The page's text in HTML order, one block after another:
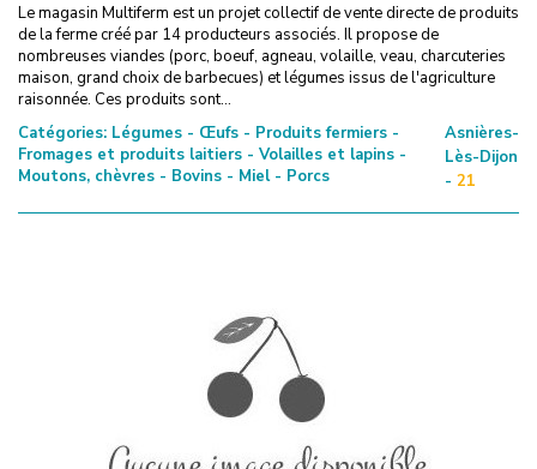
Le magasin Multiferm est un projet collectif de vente directe de produits
de la ferme créé par 14 producteurs associés. Il propose de
nombreuses viandes (porc, boeuf, agneau, volaille, veau, charcuteries
maison, grand choix de barbecues) et légumes issus de l'agriculture
raisonnée. Ces produits sont...
Catégories: Légumes - Œufs - Produits fermiers -
Fromages et produits laitiers - Volailles et lapins -
Moutons, chèvres - Bovins - Miel - Porcs
Asnières-
Lès-Dijon
- 21